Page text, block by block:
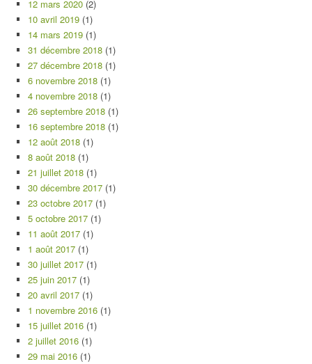
12 mars 2020 (2)
10 avril 2019 (1)
14 mars 2019 (1)
31 décembre 2018 (1)
27 décembre 2018 (1)
6 novembre 2018 (1)
4 novembre 2018 (1)
26 septembre 2018 (1)
16 septembre 2018 (1)
12 août 2018 (1)
8 août 2018 (1)
21 juillet 2018 (1)
30 décembre 2017 (1)
23 octobre 2017 (1)
5 octobre 2017 (1)
11 août 2017 (1)
1 août 2017 (1)
30 juillet 2017 (1)
25 juin 2017 (1)
20 avril 2017 (1)
1 novembre 2016 (1)
15 juillet 2016 (1)
2 juillet 2016 (1)
29 mai 2016 (1)